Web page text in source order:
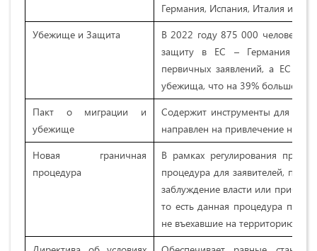
Германия, Испания, Италия и
Убежище и Защита
В 2022 году 875 000 человек
защиту в ЕС – Германия и
первичных заявлений, а ЕС
убежища, что на 39% больше,
Пакт о миграции и
убежище
Содержит инструменты для
направлен на привлечение
Новая граничная
процедура
В рамках регулирования
процедура для заявителей,
заблуждение власти или
то есть данная процедура
не въехавшие на территорию